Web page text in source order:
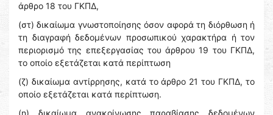
άρθρο 18 του ΓΚΠΔ,
(στ) δικαίωμα γνωστοποίησης όσον αφορά τη διόρθωση ή
τη διαγραφή δεδομένων προσωπικού χαρακτήρα ή τον
περιορισμό της επεξεργασίας του άρθρου 19 του ΓΚΠΔ,
το οποίο εξετάζεται κατά περίπτωση
(ζ) δικαίωμα αντίρρησης, κατά το άρθρο 21 του ΓΚΠΔ, το
οποίο εξετάζεται κατά περίπτωση.
(η) δικαίωμα ανακοίνωσης παραβίασης δεδομένων